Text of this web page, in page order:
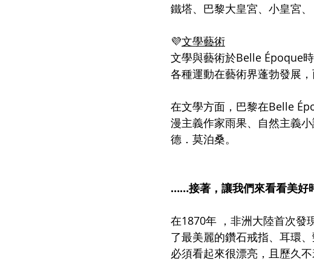
鐵塔、巴黎大皇宮、小皇宮、
💜文學藝術
文學與藝術於Belle Époque
各種運動在藝術界蓬勃發展
在文學方面，巴黎在Belle
漫主義作家雨果、自然主義
德．莫泊桑。
……接著，讓我們來看看美好
在1870年 ，非洲大陸首次發
了最美麗的鑽石戒指、耳環
必須看起來很漂亮，且歷久